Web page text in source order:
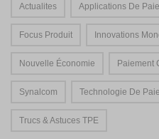
Actualites Applications De
Focus Produit Innovations
Nouvelle Économie Paiement
Synalcom Technologie De
Trucs & Astuces TPE